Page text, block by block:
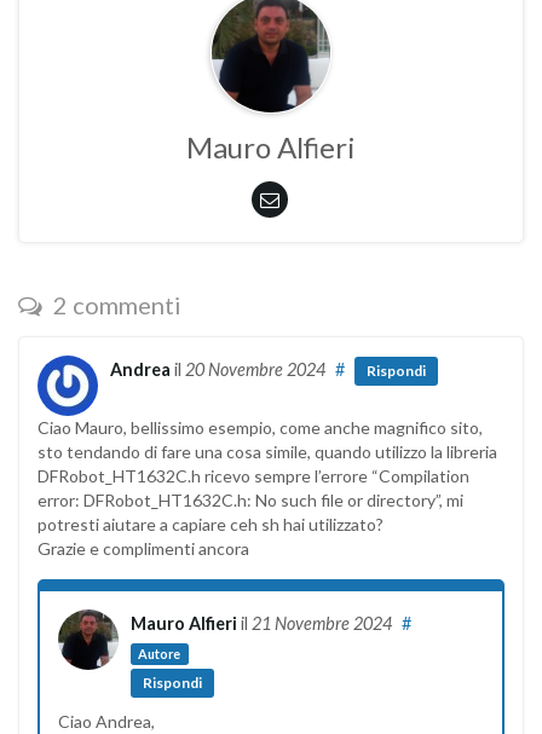
Mauro Alfieri
2 commenti
Andrea il 20 Novembre 2024 # Rispondi
Ciao Mauro, bellissimo esempio, come anche magnifico sito,
sto tendando di fare una cosa simile, quando utilizzo la libreria
DFRobot_HT1632C.h ricevo sempre l’errore “Compilation
error: DFRobot_HT1632C.h: No such file or directory”, mi
potresti aiutare a capiare ceh sh hai utilizzato?
Grazie e complimenti ancora
Mauro Alfieri il 21 Novembre 2024
Autore
#
Rispondi
Ciao Andrea,